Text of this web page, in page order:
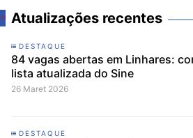
Atualizações recentes
DESTAQUE
84 vagas abertas em Linhares:
lista atualizada do Sine
26 Maret 2026
DESTAQUE